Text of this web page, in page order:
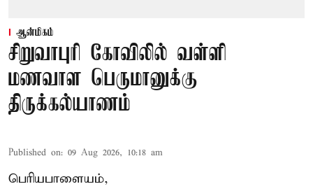
ஆன்மிகம்
சிறுவாபுரி கோவிலில் வள்ளி
மணவாள பெருமானுக்கு
திருக்கல்யாணம்
Published on: 09 Aug 2026, 10:18 am
பெரியபாளையம்,